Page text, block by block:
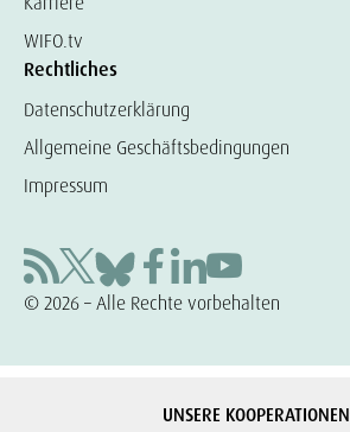
WIFO.tv
Rechtliches
Datenschutzerklärung
Allgemeine Geschäftsbedingungen
Impressum
© 2026 – Alle Rechte vorbehalten
UNSERE KOOPERATIONEN